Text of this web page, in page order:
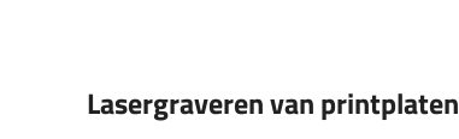
Lasergraveren van printplaten